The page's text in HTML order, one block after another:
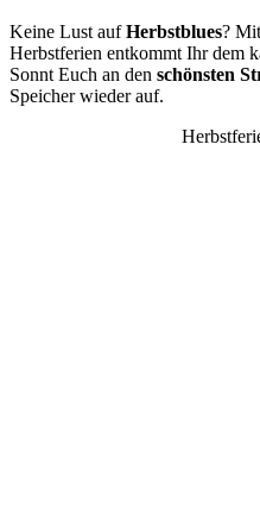
Keine Lust aufHerbstblues?
Herbstferien entkommt Ihr dem
Sonnt Euch an den schönsten
Speicher wieder auf.